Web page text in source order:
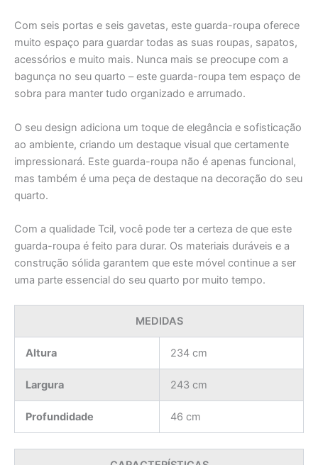
Com seis portas e seis gavetas, este guarda-roupa oferece
muito espaço para guardar todas as suas roupas, sapatos,
acessórios e muito mais. Nunca mais se preocupe com a
bagunça no seu quarto – este guarda-roupa tem espaço de
sobra para manter tudo organizado e arrumado.
O seu design adiciona um toque de elegância e sofisticação
ao ambiente, criando um destaque visual que certamente
impressionará. Este guarda-roupa não é apenas funcional,
mas também é uma peça de destaque na decoração do seu
quarto.
Com a qualidade Tcil, você pode ter a certeza de que este
guarda-roupa é feito para durar. Os materiais duráveis e a
construção sólida garantem que este móvel continue a ser
uma parte essencial do seu quarto por muito tempo.
MEDIDAS
Altura 234 cm
Largura 243 cm
Profundidade 46 cm